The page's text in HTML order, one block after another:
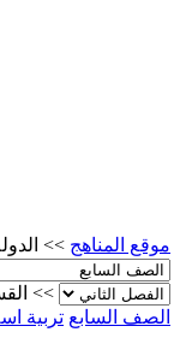
المناهج >> الدولة
>>
السابع تربية